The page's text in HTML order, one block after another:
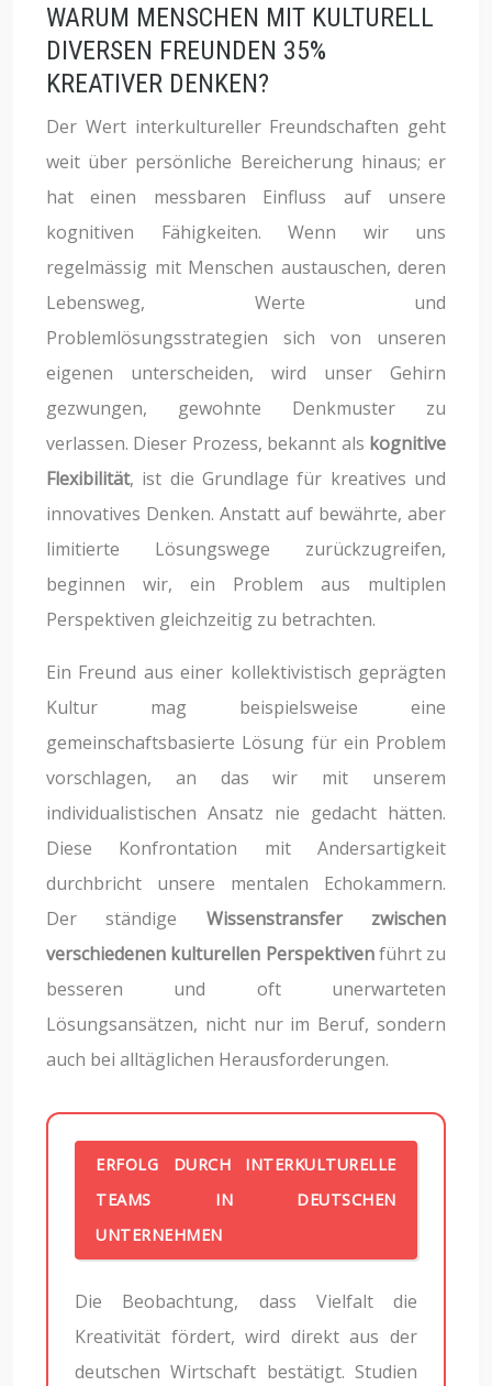
WARUM MENSCHEN MIT KULTURELL
DIVERSEN FREUNDEN 35%
KREATIVER DENKEN?
Der Wert interkultureller Freundschaften geht
weit über persönliche Bereicherung hinaus; er
hat einen messbaren Einfluss auf unsere
kognitiven Fähigkeiten. Wenn wir uns
regelmässig mit Menschen austauschen, deren
Lebensweg, Werte und
Problemlösungsstrategien sich von unseren
eigenen unterscheiden, wird unser Gehirn
gezwungen, gewohnte Denkmuster zu
verlassen. Dieser Prozess, bekannt als kognitive
Flexibilität, ist die Grundlage für kreatives und
innovatives Denken. Anstatt auf bewährte, aber
limitierte Lösungswege zurückzugreifen,
beginnen wir, ein Problem aus multiplen
Perspektiven gleichzeitig zu betrachten.
Ein Freund aus einer kollektivistisch geprägten
Kultur mag beispielsweise eine
gemeinschaftsbasierte Lösung für ein Problem
vorschlagen, an das wir mit unserem
individualistischen Ansatz nie gedacht hätten.
Diese Konfrontation mit Andersartigkeit
durchbricht unsere mentalen Echokammern.
Der ständige Wissenstransfer zwischen
verschiedenen kulturellen Perspektivenführt zu
besseren und oft unerwarteten
Lösungsansätzen, nicht nur im Beruf, sondern
auch bei alltäglichen Herausforderungen.
ERFOLG DURCH INTERKULTURELLE
TEAMS IN DEUTSCHEN
UNTERNEHMEN
Die Beobachtung, dass Vielfalt die
Kreativität fördert, wird direkt aus der
deutschen Wirtschaft bestätigt. Studien